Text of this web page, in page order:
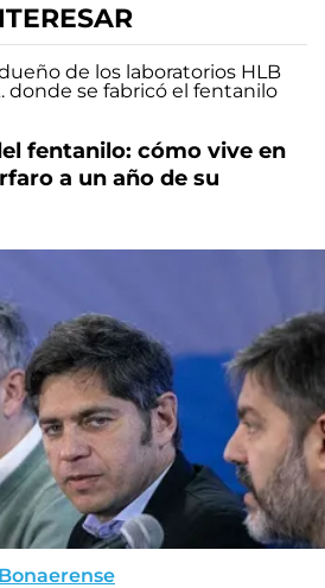
fentanilo: cómo vive en
a un año de su